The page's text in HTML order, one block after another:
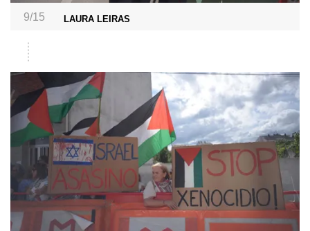
9/15 LAURA LEIRAS